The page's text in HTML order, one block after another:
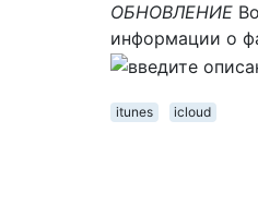
ОБНОВЛЕНИЕ
информации о
itunes
icloud